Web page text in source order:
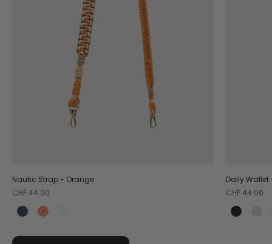
Nautic Strap - Orange
Angebot
CHF 44.00
Teal Orange
Daily Wallet
Angebot
CHF 44.00
Black